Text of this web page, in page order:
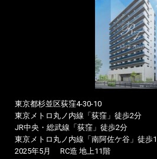
東京都杉並区荻窪4-30-10
東京メトロ丸ノ内線「荻窪」徒歩2分
JR中央・総武線「荻窪」徒歩2分
東京メトロ丸ノ内線「南阿佐ケ谷」徒歩
2025年5月
RC造 地上11階